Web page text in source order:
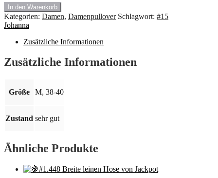
#15.1
Baumwolle
Pullover
Johanna
Größe
38-
Menge
In den Warenkorb
Kategorien: Damen, Damenpullover Schlagwort: #15
Johanna
Zusätzliche Informationen
Zusätzliche Informationen
Größe M, 38-40
Zustand sehr gut
Ähnliche Produkte